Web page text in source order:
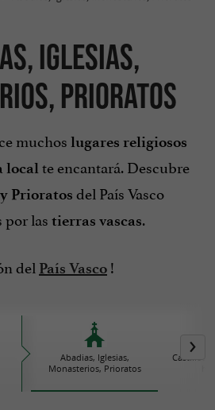
Iglesias,
Prioratos
muchos lugares religiosos
local te encantará. Descubre
Prioratos del País Vasco
por las tierras vascas.
del País Vasco !
Abadias, Iglesias,
Monasterios, Prioratos
Castillos